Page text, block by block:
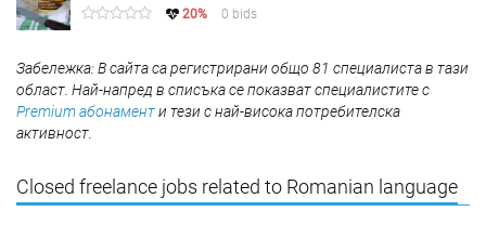
20% 0 bids
Забележка: В сайта са регистрирани общо 81 специалиста в тази
област. Най-напред в списъка се показват специалистите с
Premium абонаменти тези с най-висока потребителска
активност.
Closed freelance jobs related to Romanian language